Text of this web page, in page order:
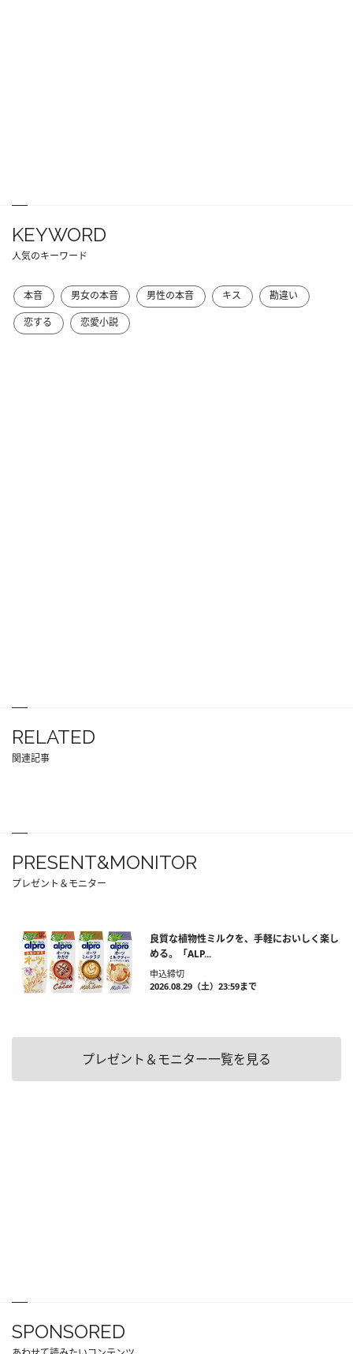
KEYWORD
人気のキーワード
本音 男女の本音 男性の本音 キス
勘違い
恋する
恋愛小説
RELATED
関連記事
PRESENT&MONITOR
プレゼント＆モニター
良質な植物性ミルクを、手軽においしく楽し
める。「ALP...
申込締切
2026.08.29（土）23:59まで
プレゼント＆モニター一覧を見る
SPONSORED